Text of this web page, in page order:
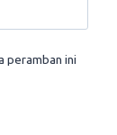
peramban ini